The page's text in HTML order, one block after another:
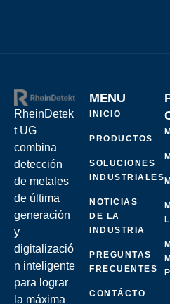
RheinDetek
t UG
combina
detección
de metales
de última
generación
y
digitalizació
n inteligente
para lograr
la máxima
MENU
INICIO
PRODUCTOS
SOLUCIONES
INDUSTRIALES
NOTICIAS
DE LA
INDUSTRIA
PREGUNTAS
FRECUENTES
CONTÁCTO